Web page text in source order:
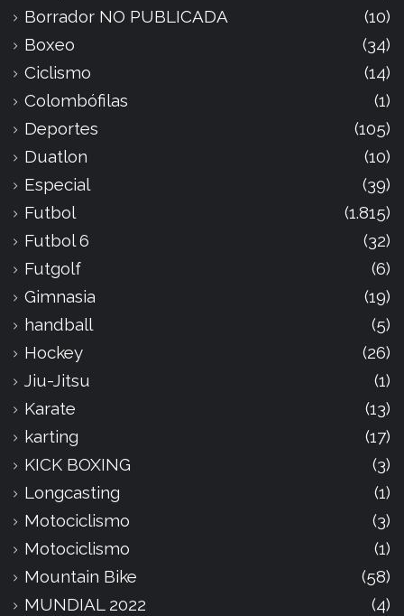
Borrador NO PUBLICADA
(10)
Boxeo
(34)
Ciclismo
(14)
Colombófilas
(1)
Deportes
(105)
Duatlon
(10)
Especial
(39)
Futbol
(1.815)
Futbol 6
(32)
Futgolf
(6)
Gimnasia
(19)
handball
(5)
Hockey
(26)
Jiu-Jitsu
(1)
Karate
(13)
karting
(17)
KICK BOXING
(3)
Longcasting
(1)
Motociclismo
(3)
Motociclismo
(1)
Mountain Bike
(58)
MUNDIAL 2022
(4)